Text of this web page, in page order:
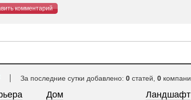
комментарий
За последние сутки добавлено: 0статей, 0
Дом Ландшафт